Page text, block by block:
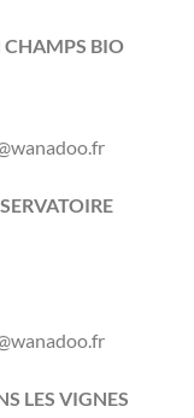
CHAMPS BIO
LES VIGNES